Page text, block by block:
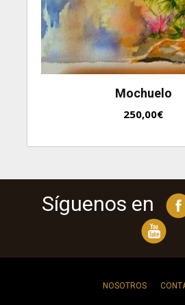
Mochuelo
250,00€
Síguenos en
NOSOTROS